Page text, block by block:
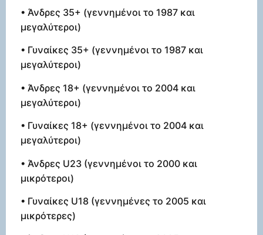
• Άνδρες 35+ (γεννημένοι το 1987 και
μεγαλύτεροι)
• Γυναίκες 35+ (γεννημένοι το 1987 και
μεγαλύτεροι)
• Άνδρες 18+ (γεννημένοι το 2004 και
μεγαλύτεροι)
• Γυναίκες 18+ (γεννημένοι το 2004 και
μεγαλύτεροι)
• Άνδρες U23 (γεννημένοι το 2000 και
μικρότεροι)
• Γυναίκες U18 (γεννημένες το 2005 και
μικρότερες)